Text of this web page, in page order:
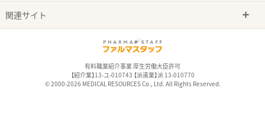
関連サイト
有料職業紹介事業 厚生労働大臣許可
【紹介業】13-ユ-010743 【派遣業】派 13-010770
© 2000-2026 MEDICAL RESOURCES Co., Ltd. All Rights Reserved.